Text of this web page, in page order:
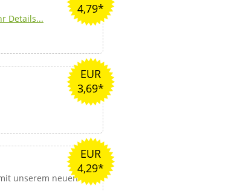
4,79*
Details...
EUR
3,69*
EUR
4,29*
unserem neuen